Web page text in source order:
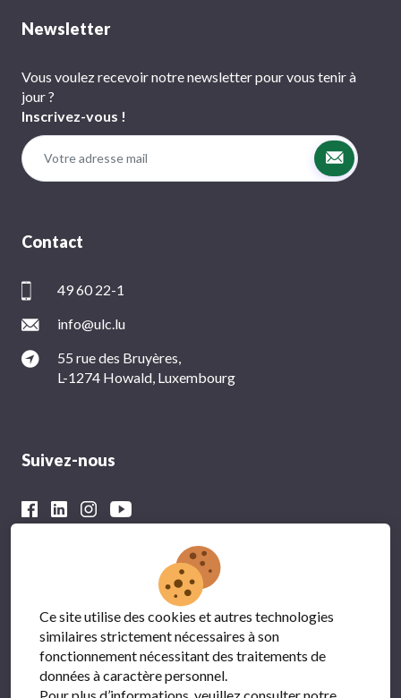
Newsletter
Vous voulez recevoir notre newsletter pour vous tenir à
jour ?
Inscrivez-vous !
Contact
49 60 22-1
info@ulc.lu
55 rue des Bruyères,
L-1274 Howald, Luxembourg
Suivez-nous
Avec le soutien financier du
Ce site utilise des cookies et autres technologies
similaires strictement nécessaires à son
fonctionnement nécessitant des traitements de
données à caractère personnel.